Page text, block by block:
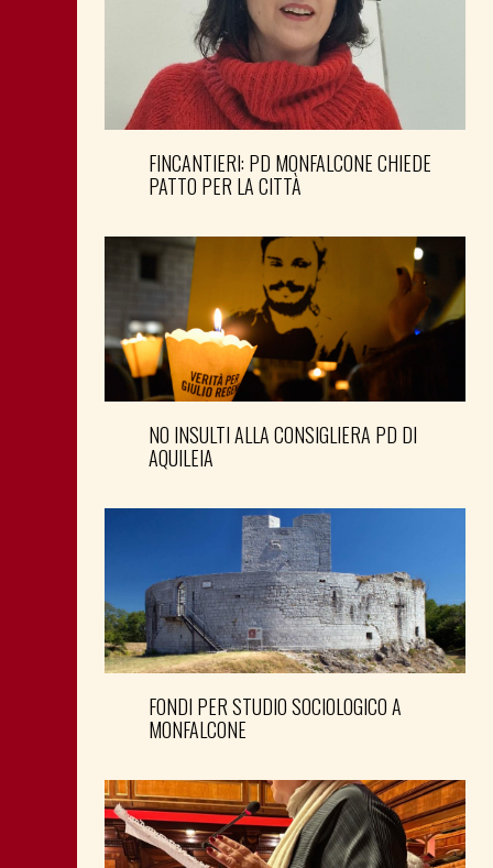
FINCANTIERI: PD MONFALCONE CHIEDE
PATTO PER LA CITTÀ
NO INSULTI ALLA CONSIGLIERA PD DI
AQUILEIA
FONDI PER STUDIO SOCIOLOGICO A
MONFALCONE